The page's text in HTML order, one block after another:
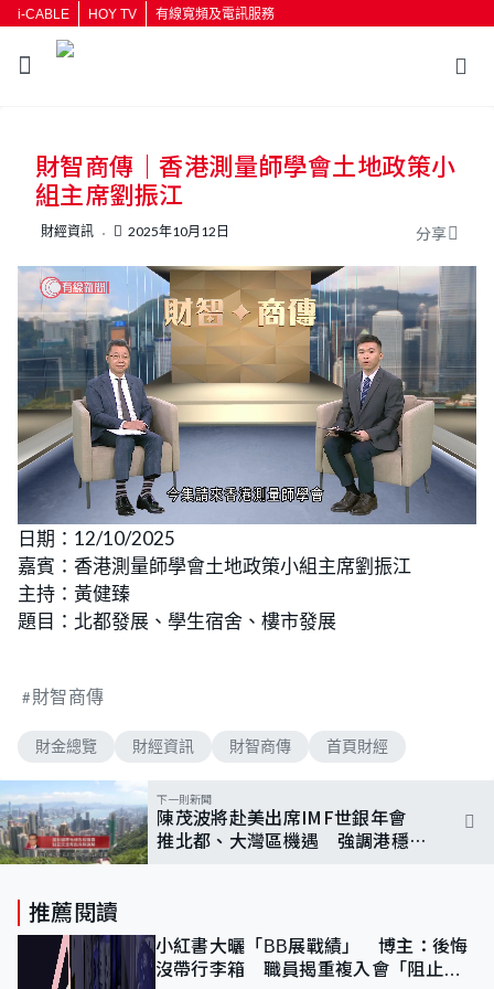
i-CABLE HOY TV 有線寬頻及電訊服務
按輸入鍵開始搜尋
財智商傳｜香港測量師學會土地政策小
組主席劉振江
財經資訊 2025年10月12日 分享
n
m
t
e
L
o
a
d
e
d
.
2
日期：12/10/2025
嘉賓：香港測量師學會土地政策小組主席劉振江
主持：黃健臻
題目：北都發展、學生宿舍、樓市發展
財智商傳
財金總覽 財經資訊 財智商傳 首頁財經
下一則新聞
陳茂波將赴美出席IMF世銀年會
推北都、大灣區機遇 強調港穩定
推薦閱讀
小紅書大曬「BB展戰績」 博主：後悔
沒帶行李箱 職員揭重複入會「阻止唔